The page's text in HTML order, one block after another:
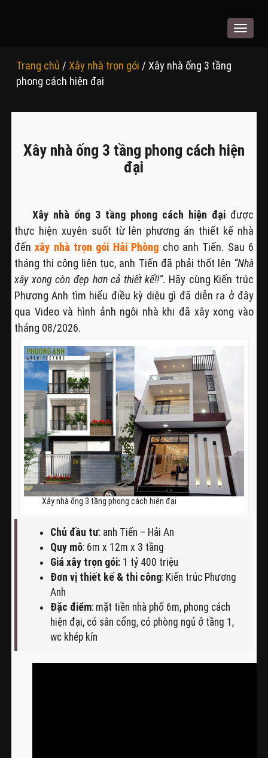
Toggle
Trang chủ / Xây nhà trọn gói / Xây nhà ống 3 tầng
phong cách hiện đại
Xây nhà ống 3 tầng phong cách hiện
đại
Xây nhà ống 3 tầng phong cách hiện đại được
thực hiện xuyên suốt từ lên phương án thiết kế nhà
đếnxây nhà trọn gói Hải Phòng cho anh Tiến. Sau 6
tháng thi công liên tục, anh Tiến đã phải thốt lên “Nhà
xây xong còn đẹp hơn cả thiết kế!!”. Hãy cùng Kiến trúc
Phương Anh tìm hiểu điều kỳ diệu gì đã diễn ra ở đây
qua Video và hình ảnh ngôi nhà khi đã xây xong vào
tháng 08/2026.
Xây nhà ống 3 tầng phong cách hiện đại
Chủ đầu tư: anh Tiến – Hải An
Quy mô: 6m x 12m x 3 tầng
Giá xây trọn gói:1 tỷ 400 triệu
Đơn vị thiết kế & thi công: Kiến trúc Phương
Anh
Đặc điểm: mặt tiền nhà phố 6m, phong cách
hiện đại, có sân cổng, có phòng ngủ ở tầng 1,
wc khép kín